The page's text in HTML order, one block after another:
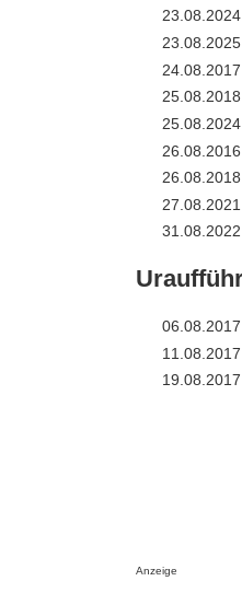
23.08.2024
23.08.2025
24.08.2017
25.08.2018
25.08.2024
26.08.2016
26.08.2018
27.08.2021
31.08.2022
06.08.2017
11.08.2017
19.08.2017
Anzeige